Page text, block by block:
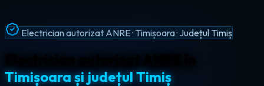
Intervenții Non-Stop · Urgențe Electrice · Timiș
Urgențe electrice non-stop în
județul Timiș